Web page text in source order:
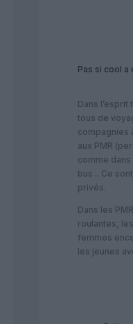
Pas si cool a
Dans
tous de
compagnies
aux PMR
comme
bus .. Ce
privés.
Dans les
roulantes,
femmes
les jeunes